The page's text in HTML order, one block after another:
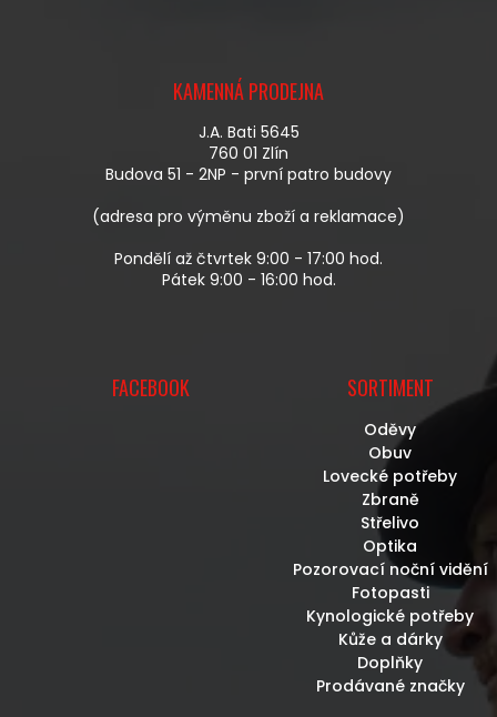
V
K
Y
V
Ý
I
U
KAMENNÁ PRODEJNA
J.A. Bati 5645
760 01 Zlín
Budova 51 - 2NP - první patro budovy
(adresa pro výměnu zboží a reklamace)
Pondělí až čtvrtek 9:00 - 17:00 hod.
Pátek 9:00 - 16:00 hod.
FACEBOOK SORTIMENT
Oděvy
Obuv
Lovecké potřeby
Zbraně
Střelivo
Optika
Pozorovací noční vidění
Fotopasti
Kynologické potřeby
Kůže a dárky
Doplňky
Prodávané značky